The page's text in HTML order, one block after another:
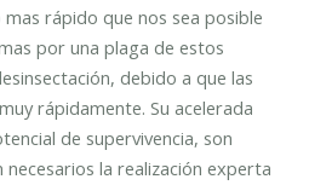
rápido que nos sea posible
por una plaga de estos
debido a que las
rápidamente. Su acelerada
de supervivencia, son
la realización experta